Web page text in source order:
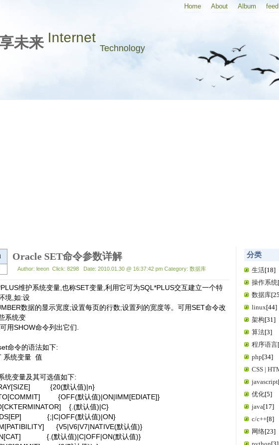
未来 Internet
Technology
Home About Album feed
Oracle SET命令参数详解
Author: leeon Click: 8298 Date: 2010.01.30 @ 16:37:42 pm Category: 数据库
维护系统变量,也称SET变量,利用它可为SQL*PLUS交互建立一个特
境,如:设
数据的显示宽度;设置每页的行数;设置列的宽度等。可用SET命令改
系统变
用SHOW命令列出它们.
命令的语法如下:
系统变量 值
统变量及其可选值如下:
{20(默认值)|n}
{OFF(默认值)|ON|IMM[EDIATE]}
{.(默认值)|C}
{;|C|OFF(默认值)|ON}
{V5|V6|V7|NATIVE(默认值)}
{.(默认值)|C|OFF|ON(默认值)}
分类
生活[18]
操作系统
数据库
linux[44]
架构[31]
算法[3]
程序语言
php[34]
CSS |
javascript
优化[5]
java[17]
c/c++[8]
网络[23]